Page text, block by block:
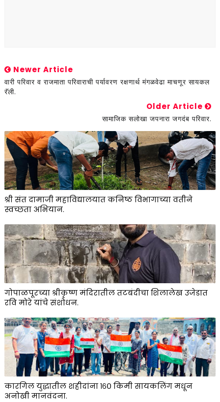
Newer Article
वारी परिवार व राजमाता परिवाराची पर्यावरण रक्षणार्थ मंगळवेढा माचणूर सायकल
रॅली.
Older Article
सामाजिक सलोखा जपनारा जगदंब परिवार.
श्री संत दामाजी महाविद्यालयात कनिष्ठ विभागाच्या वतीने
स्वच्छता अभियान.
गोपाळपूरच्या श्रीकृष्ण मंदिरातील तटबंदीचा शिलालेख उजेडात
रवि मोरे यांचे संशोधन.
कारगिल युद्धातील शहीदांना १६० किमी सायकलिंग मधून
अनोखी मानवंदना.